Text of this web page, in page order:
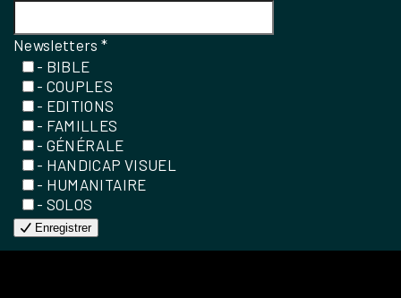
Newsletters*
- BIBLE
- COUPLES
- EDITIONS
- FAMILLES
- GÉNÉRALE
- HANDICAP VISUEL
- HUMANITAIRE
- SOLOS
Enregistrer